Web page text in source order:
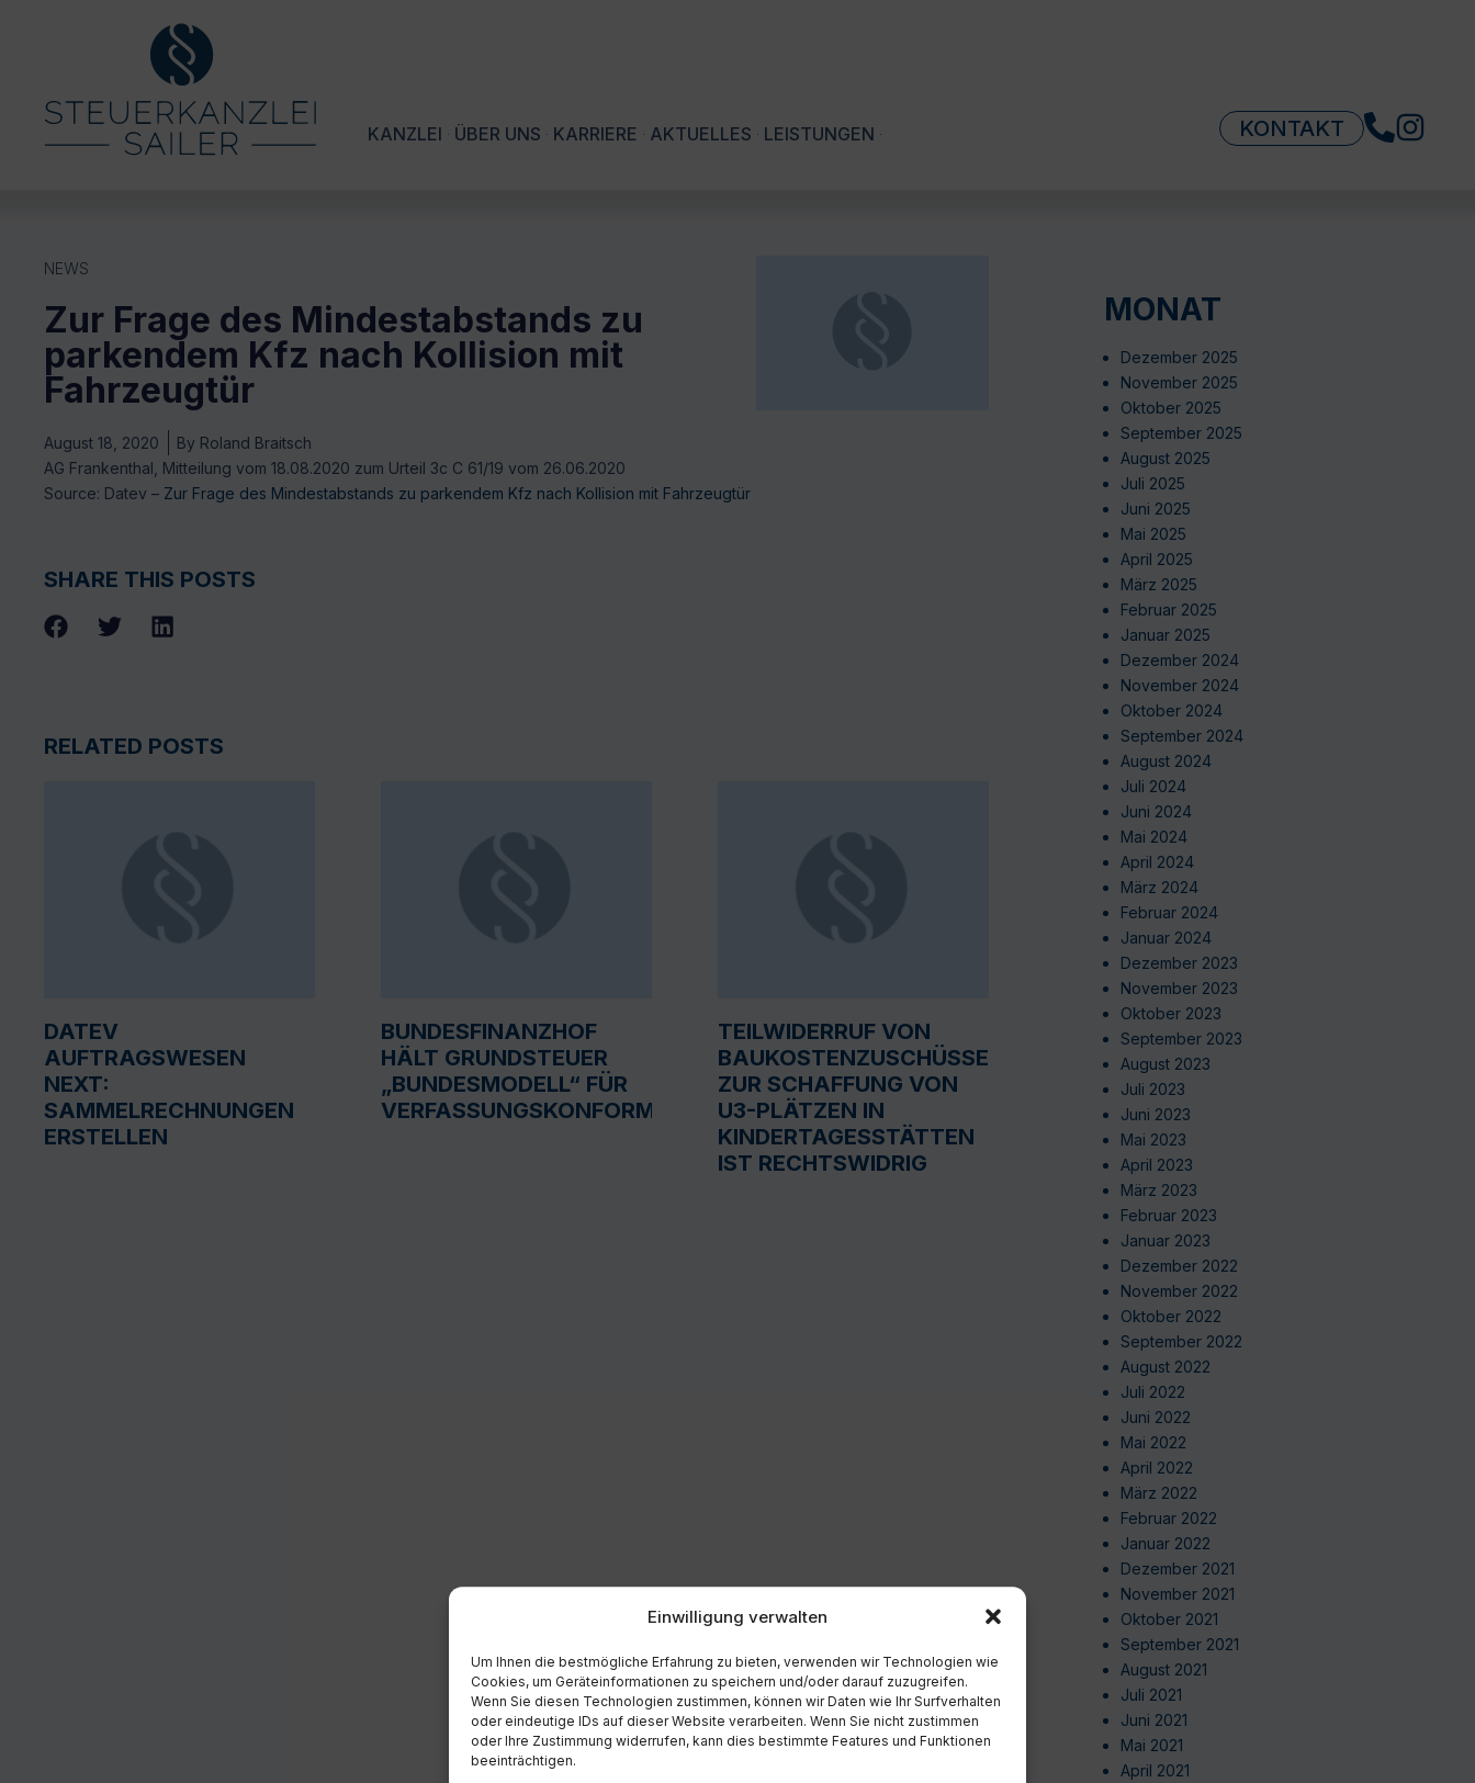
Einwilligung verwalten
Um Ihnen die bestmögliche Erfahrung zu bieten, verwenden wir Technologien wie
Cookies, um Geräteinformationen zu speichern und/oder darauf zuzugreifen.
Wenn Sie diesen Technologien zustimmen, können wir Daten wie Ihr Surfverhalten
oder eindeutige IDs auf dieser Website verarbeiten. Wenn Sie nicht zustimmen
oder Ihre Zustimmung widerrufen, kann dies bestimmte Features und Funktionen
beeinträchtigen.
KANZLEI ÜBER UNS KARRIERE AKTUELLES LEISTUNGEN KONTAKT
NEWS
Zur Frage des Mindestabstands zu
parkendem Kfz nach Kollision mit
Fahrzeugtür
August 18, 2020 By Roland Braitsch
AG Frankenthal, Mitteilung vom 18.08.2020 zum Urteil 3c C 61/19 vom 26.06.2020
Source: Datev – Zur Frage des Mindestabstands zu parkendem Kfz nach Kollision mit Fahrzeugtür
SHARE THIS POSTS
RELATED POSTS
DATEV
AUFTRAGSWESEN
NEXT:
SAMMELRECHNUNGEN
ERSTELLEN
BUNDESFINANZHOF
HÄLT GRUNDSTEUER
„BUNDESMODELL“ FÜR
VERFASSUNGSKONFORM
TEILWIDERRUF VON
BAUKOSTENZUSCHÜSSEN
ZUR SCHAFFUNG VON
U3-PLÄTZEN IN
KINDERTAGESSTÄTTEN
IST RECHTSWIDRIG
MONAT
Dezember 2025
November 2025
Oktober 2025
September 2025
August 2025
Juli 2025
Juni 2025
Mai 2025
April 2025
März 2025
Februar 2025
Januar 2025
Dezember 2024
November 2024
Oktober 2024
September 2024
August 2024
Juli 2024
Juni 2024
Mai 2024
April 2024
März 2024
Februar 2024
Januar 2024
Dezember 2023
November 2023
Oktober 2023
September 2023
August 2023
Juli 2023
Juni 2023
Mai 2023
April 2023
März 2023
Februar 2023
Januar 2023
Dezember 2022
November 2022
Oktober 2022
September 2022
August 2022
Juli 2022
Juni 2022
Mai 2022
April 2022
März 2022
Februar 2022
Januar 2022
Dezember 2021
November 2021
Oktober 2021
September 2021
August 2021
Juli 2021
Juni 2021
Mai 2021
April 2021